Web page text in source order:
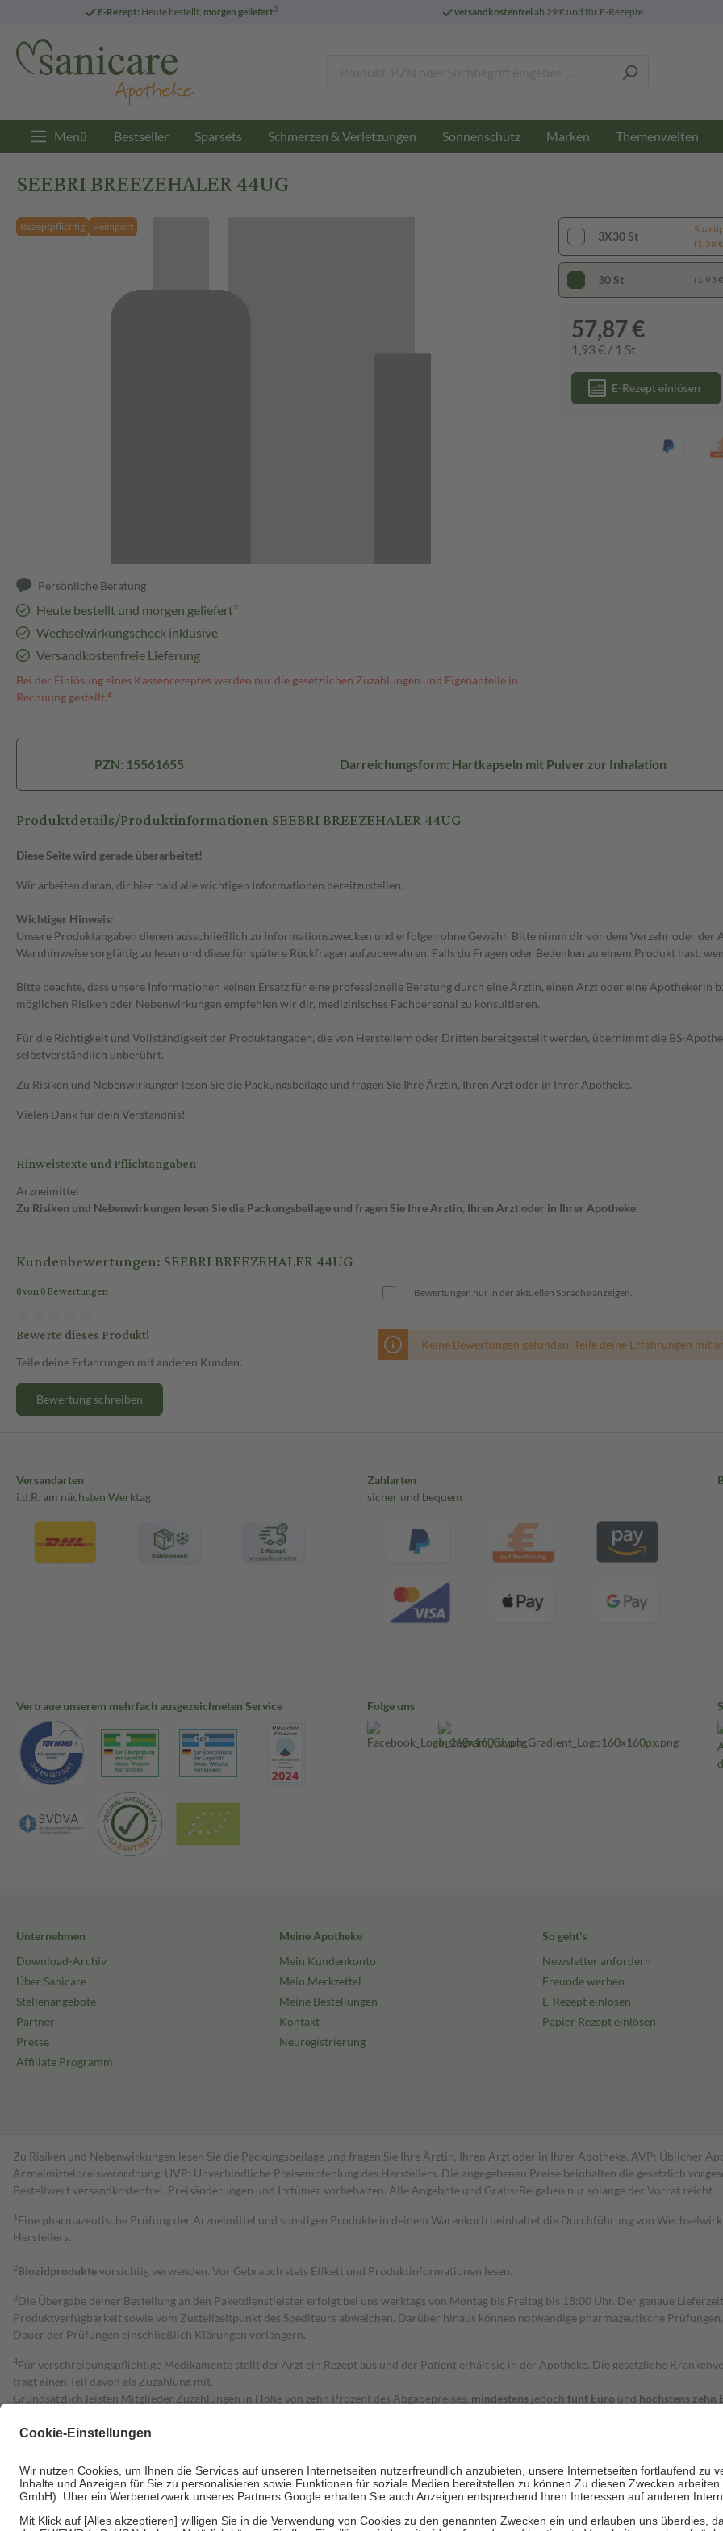
E-Rezept: Heute bestellt, morgen geliefert3 versandkostenfreiab 29 € und für E-Rezepte
Menü Bestseller Sparsets Schmerzen & Verletzungen Sonnenschutz Marken Themenwelten
SEEBRI BREEZEHALER 44UG
Rezeptpflichtig Reimport
Persönliche Beratung
Heute bestellt und morgen geliefert³
Wechselwirkungscheck inklusive
Versandkostenfreie Lieferung
Bei der Einlösung eines Kassenrezeptes werden nur die gesetzlichen Zuzahlungen und Eigenanteile in
Rechnung gestellt.⁴
3X30 St
(1,58
30 St (1,93
57,87 €
1,93 € / 1 St
E-Rezept einlösen
PZN: 15561655 Darreichungsform: Hartkapseln mit Pulver zur Inhalation
Produktdetails/Produktinformationen SEEBRI BREEZEHALER 44UG
Diese Seite wird gerade überarbeitet!
Wir arbeiten daran, dir hier bald alle wichtigen Informationen bereitzustellen.
Wichtiger Hinweis:
Unsere Produktangaben dienen ausschließlich zu Informationszwecken und erfolgen ohne Gewähr. Bitte nimm dir vor dem Verzehr oder
Warnhinweise sorgfältig zu lesen und diese für spätere Rückfragen aufzubewahren. Falls du Fragen oder Bedenken zu einem Produkt hast,
Bitte beachte, dass unsere Informationen keinen Ersatz für eine professionelle Beratung durch eine Ärztin, einen Arzt oder eine Apothekerin
möglichen Risiken oder Nebenwirkungen empfehlen wir dir, medizinisches Fachpersonal zu konsultieren.
Für die Richtigkeit und Vollständigkeit der Produktangaben, die von Herstellern oder Dritten bereitgestellt werden, übernimmt die BS-
selbstverständlich unberührt.
Zu Risiken und Nebenwirkungen lesen Sie die Packungsbeilage und fragen Sie Ihre Ärztin, Ihren Arzt oder in Ihrer Apotheke.
Vielen Dank für dein Verständnis!
Hinweistexte und Pflichtangaben
Arzneimittel
Zu Risiken und Nebenwirkungen lesen Sie die Packungsbeilage und fragen Sie Ihre Ärztin, Ihren Arzt oder in Ihrer Apotheke.
Kundenbewertungen: SEEBRI BREEZEHALER 44UG
0 von 0 Bewertungen
Bewerte dieses Produkt!
Teile deine Erfahrungen mit anderen Kunden.
Bewertung schreiben
Bewertungen nur in der aktuellen Sprache anzeigen.
Keine Bewertungen gefunden. Teile deine Erfahrungen mit
Versandarten
i.d.R. am nächsten Werktag
Zahlarten
sicher und bequem
Vertraue unserem mehrfach ausgezeichneten Service Folge uns
Unternehmen
Download-Archiv
Über Sanicare
Stellenangebote
Partner
Presse
Affiliate Programm
Meine Apotheke
Mein Kundenkonto
Mein Merkzettel
Meine Bestellungen
Kontakt
Neuregistrierung
So geht's
Newsletter anfordern
Freunde werben
E-Rezept einlösen
Papier Rezept einlösen
Zu Risiken und Nebenwirkungen lesen Sie die Packungsbeilage und fragen Sie Ihre Ärztin, Ihren Arzt oder in Ihrer Apotheke. AVP: Üblicher
Arzneimittelpreisverordnung. UVP: Unverbindliche Preisempfehlung des Herstellers. Die angegebenen Preise beinhalten die gesetzlich
Bestell­wert versand­kosten­frei. Preisänderungen und Irrtümer vorbehalten. Alle Angebote und Gratis-Beigaben nur solange der Vorrat reicht.
1 Eine pharmazeutische Prüfung der Arzneimittel und sonstigen Produkte in deinem Warenkorb beinhaltet die Durchführung von
Herstellers.
2Biozidproduktevorsichtig verwenden. Vor Gebrauch stets Etikett und Produktinformationen lesen.
3Die Übergabe deiner Bestellung an den Paketdienstleister erfolgt bei uns werktags von Montag bis Freitag bis 18:00 Uhr. Der genaue
Produktverfügbarkeit sowie vom Zustellzeitpunkt des Spediteurs abweichen. Darüber hinaus können notwendige pharmazeutische
Dauer der Prüfungen einschließlich Klärungen verlängern.
4Für verschreibungspflichtige Medikamente stellt der Arzt ein Rezept aus und der Patient erhält sie in der Apotheke. Die gesetzliche
trägt einen Teil davon als Zuzahlung mit.
Grundsätzlich leisten Mitglieder Zuzahlungen in Höhe von zehn Prozent des Abgabepreises, mindestens jedoch fünf Euro und höchstens zehn
Diese Regeln gelten grundsätzlich auch für Online-Apotheken.
Um das Engagement der Versicherten für ihre eigene Gesundheit zu stärken und die besondere Stellung der Familie zu unterstützen, fallen
• Kindern und Jugendlichen bis zum vollendeten 18. Lebensjahr mit Ausnahme der Fahrkosten
• Untersuchungen zur Vorsorge und Früherkennung, die von der GKV getragen werden
• empfohlenen Schutzimpfungen